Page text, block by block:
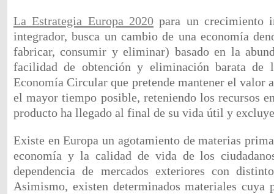
La Estrategia Europa 2020 para un crecimiento
integrador, busca un cambio de una economía
fabricar, consumir y eliminar) basado en la
facilidad de obtención y eliminación barata de
Economía Circular que pretende mantener el valor
el mayor tiempo posible, reteniendo los recursos
producto ha llegado al final de su vida útil y
Existe en Europa un agotamiento de materias
economía y la calidad de vida de los
dependencia de mercados exteriores con
Asimismo, existen determinados materiales cuya